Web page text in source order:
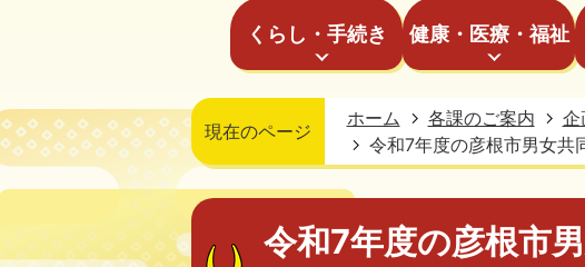
くらし・手続き 健康・医療・福祉
現在のページ
ホーム 各課のご案内 企
令和7年度の彦根市男女共
令和7年度の彦根市